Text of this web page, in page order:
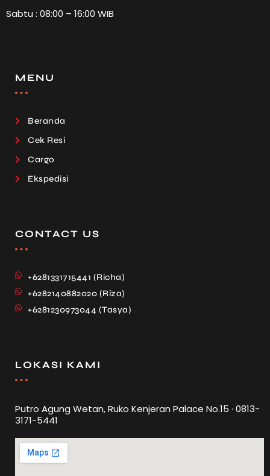
Sabtu : 08:00 – 16:00 WIB
MENU
Beranda
Cek Resi
Cargo
Ekspedisi
CONTACT US
+6281331715441 (Richa)
+6282140882020 (Riza)
+6281230973044 (Tasya)
LOKASI KAMI
Putro Agung Wetan, Ruko Kenjeran Palace No.15 · 0813-
3171-5441